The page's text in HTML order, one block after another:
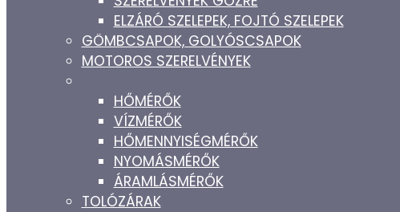
ELZÁRÓ SZELEPEK, FOJTÓ SZELEPEK
GÖMBCSAPOK, GOLYÓSCSAPOK
MOTOROS SZERELVÉNYEK
HŐMÉRŐK
VÍZMÉRŐK
HŐMENNYISÉGMÉRŐK
NYOMÁSMÉRŐK
ÁRAMLÁSMÉRŐK
TOLÓZÁRAK